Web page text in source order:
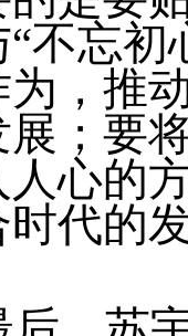
不忘初
，推
；要
心的
代的